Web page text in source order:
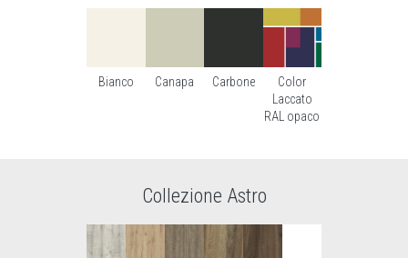
Bianco Canapa Carbone
Color
Laccato
RAL opaco
Collezione Astro